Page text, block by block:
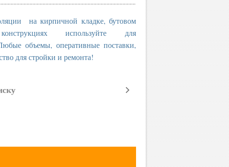
на кирпичной кладке, бутовом
используйте для
объемы, оперативные поставки,
для стройки и ремонта!